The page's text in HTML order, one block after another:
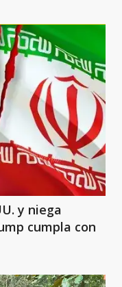
y niega
cumpla con